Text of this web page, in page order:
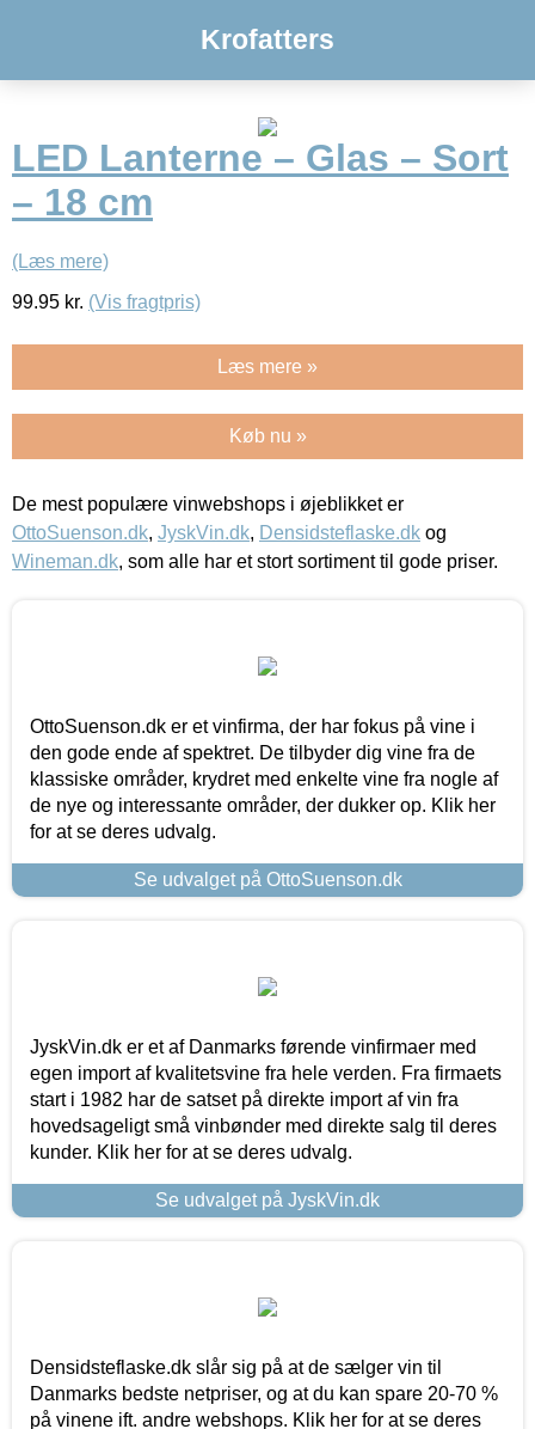
Krofatters
LED Lanterne – Glas – Sort
– 18 cm
(Læs mere)
99.95 kr. (Vis fragtpris)
Læs mere »
Køb nu »
De mest populære vinwebshops i øjeblikket er
OttoSuenson.dk, JyskVin.dk, Densidsteflaske.dk og
Wineman.dk, som alle har et stort sortiment til gode priser.
OttoSuenson.dk er et vinfirma, der har fokus på vine i
den gode ende af spektret. De tilbyder dig vine fra de
klassiske områder, krydret med enkelte vine fra nogle af
de nye og interessante områder, der dukker op. Klik her
for at se deres udvalg.
Se udvalget på OttoSuenson.dk
JyskVin.dk er et af Danmarks førende vinfirmaer med
egen import af kvalitetsvine fra hele verden. Fra firmaets
start i 1982 har de satset på direkte import af vin fra
hovedsageligt små vinbønder med direkte salg til deres
kunder. Klik her for at se deres udvalg.
Se udvalget på JyskVin.dk
Densidsteflaske.dk slår sig på at de sælger vin til
Danmarks bedste netpriser, og at du kan spare 20-70 %
på vinene ift. andre webshops. Klik her for at se deres